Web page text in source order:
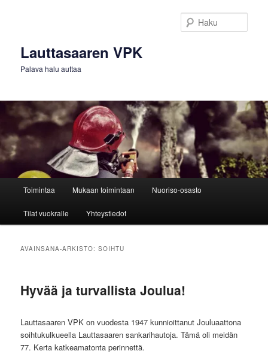
Lauttasaaren VPK
Palava halu auttaa
Toimintaa Mukaan toimintaan Nuoriso-osasto
Tilat vuokralle Yhteystiedot
AVAINSANA-ARKISTO:SOIHTU
Hyvää ja turvallista Joulua!
Lauttasaaren VPK on vuodesta 1947 kunnioittanut Jouluaattona
soihtukulkueella Lauttasaaren sankarihautoja. Tämä oli meidän
77. Kerta katkeamatonta perinnettä.